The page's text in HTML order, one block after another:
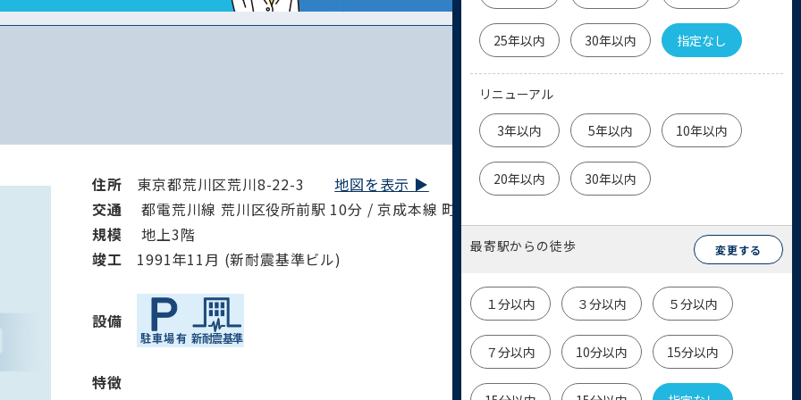
25年以内 30年以内 指定なし
リニューアル
3年以内 5年以内 10年以内
20年以内 30年以内
最寄駅からの徒歩 変更する
１分以内 ３分以内 ５分以内
７分以内 10分以内 15分以内
住所
住所 東京都荒川区荒川8-22-3地図を表示 ▶︎
交通
都電荒川線 荒川区役所前駅 10分 / 京成本線 町屋駅 15分
規模
地上3階
竣⼯ 1991年11月 (新耐震基準ビル)
設備
特徴